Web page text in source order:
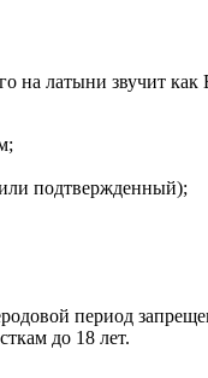
на латыни звучит
подтвержденный);
период
до 18 лет.